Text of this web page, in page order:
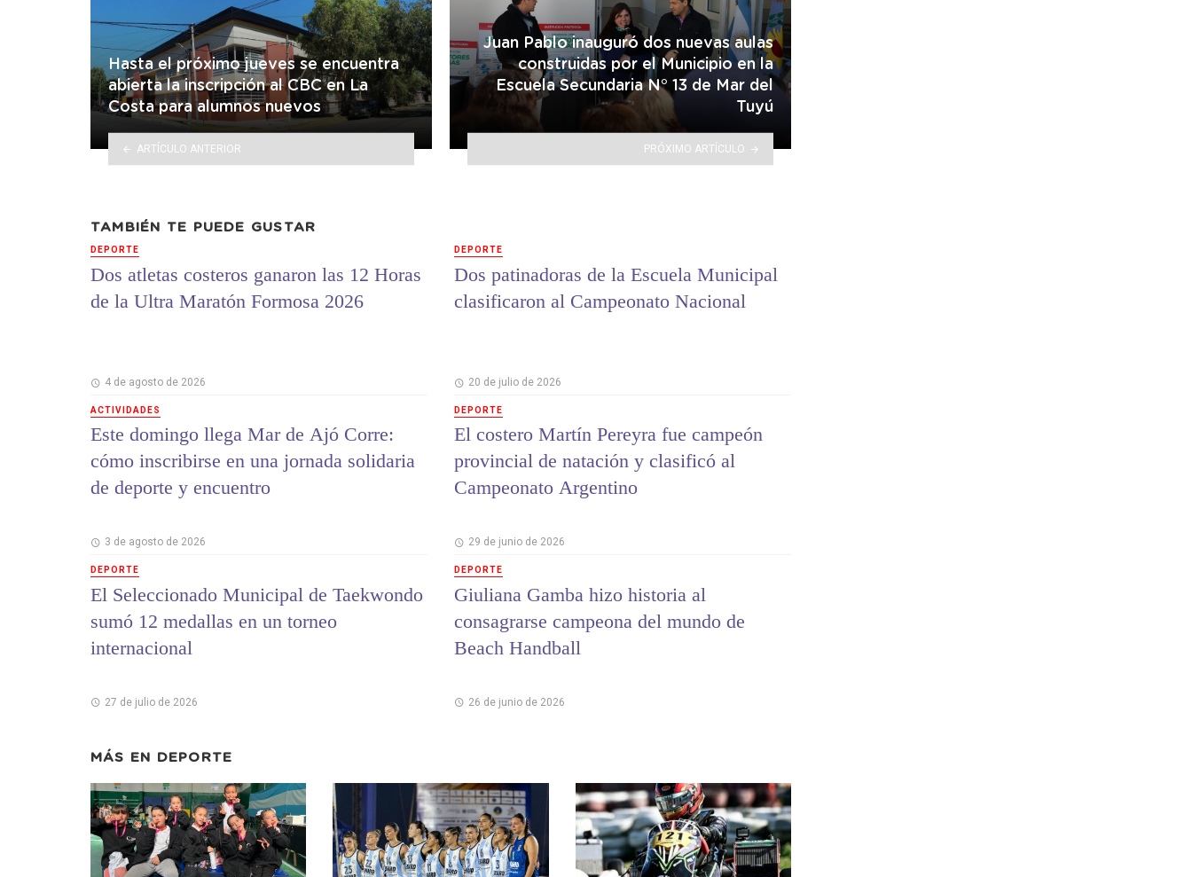
Hasta el próximo jueves se encuentra
abierta la inscripción al CBC en La
Costa para alumnos nuevos
ARTÍCULO ANTERIOR
Juan Pablo inauguró dos nuevas aulas
construidas por el Municipio en la
Escuela Secundaria N° 13 de Mar del
Tuyú
PRÓXIMO ARTÍCULO
TAMBIÉN TE PUEDE GUSTAR
DEPORTE
Dos atletas costeros ganaron las 12 Horas
de la Ultra Maratón Formosa 2026
4 de agosto de 2026
ACTIVIDADES
Este domingo llega Mar de Ajó Corre:
cómo inscribirse en una jornada solidaria
de deporte y encuentro
3 de agosto de 2026
DEPORTE
El Seleccionado Municipal de Taekwondo
sumó 12 medallas en un torneo
internacional
27 de julio de 2026
DEPORTE
Dos patinadoras de la Escuela Municipal
clasificaron al Campeonato Nacional
20 de julio de 2026
DEPORTE
El costero Martín Pereyra fue campeón
provincial de natación y clasificó al
Campeonato Argentino
29 de junio de 2026
DEPORTE
Giuliana Gamba hizo historia al
consagrarse campeona del mundo de
Beach Handball
26 de junio de 2026
MÁS EN DEPORTE